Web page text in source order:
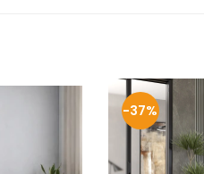
-37%